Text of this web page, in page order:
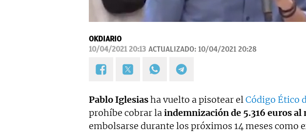
OKDIARIO
10/04/2021 20:13 ACTUALIZADO: 10/04/2021 20:28
Pablo Iglesiasha vuelto a pisotear el Código Ético
prohíbe cobrar la indemnización de 5.316 euros al
embolsarse durante los próximos 14 meses como